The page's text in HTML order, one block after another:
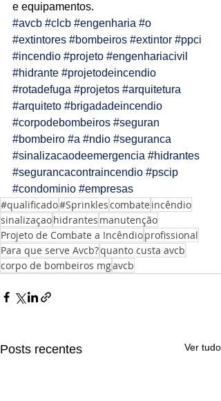
e equipamentos.
#avcb #clcb #engenharia #o
#extintores #bombeiros #extintor #ppci
#incendio #projeto #engenhariacivil
#hidrante #projetodeincendio
#rotadefuga #projetos #arquitetura
#arquiteto #brigadadeincendio
#corpodebombeiros #seguran
#bombeiro #a #ndio #seguranca
#sinalizacaodeemergencia #hidrantes
#segurancacontraincendio #pscip
#condominio #empresas
#qualificado#Sprinklescombate incêndio
sinalizaçaohidrantes manutenção
Projeto de Combate a Incêndioprofissional
Para que serve Avcb?quanto custa avcb
corpo de bombeiros mgavcb
Posts recentes Ver tudo